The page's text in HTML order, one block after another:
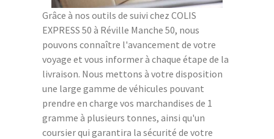
Grâce à nos outils de suivi chez COLIS
EXPRESS 50 à Réville Manche 50, nous
pouvons connaître l'avancement de votre
voyage et vous informer à chaque étape de la
livraison. Nous mettons à votre disposition
une large gamme de véhicules pouvant
prendre en charge vos marchandises de 1
gramme à plusieurs tonnes, ainsi qu'un
coursier qui garantira la sécurité de votre